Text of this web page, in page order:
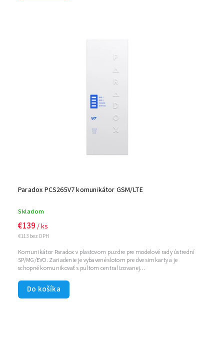
Paradox PCS265V7 komunikátor GSM/LTE
Skladom
€113 bez DPH
€139 / ks
Do košíka
Komunikátor Paradox v plastovom puzdre pre modelové rady ústrední
SP/MG/EVO. Zariadenie je vybavené slotom pre dve simkarty a je
schopné komunikovať s pultom centralizovanej...